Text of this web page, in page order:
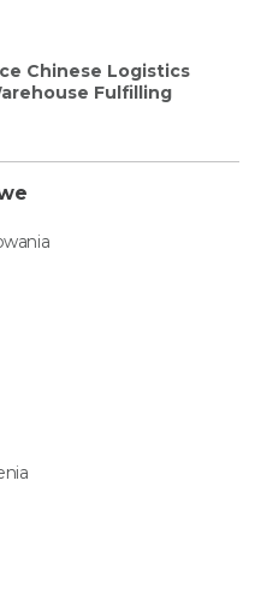
Chinese Logistics
Fulfilling